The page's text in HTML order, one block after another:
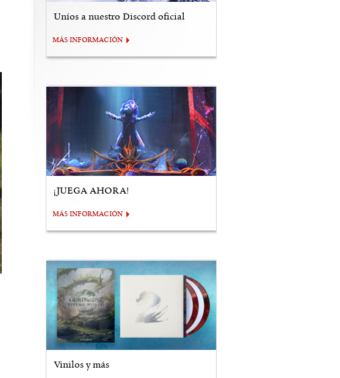
Uníos a nuestro Discord oficial
MÁS INFORMACIÓN
¡JUEGA AHORA!
MÁS INFORMACIÓN
Vinilos y más